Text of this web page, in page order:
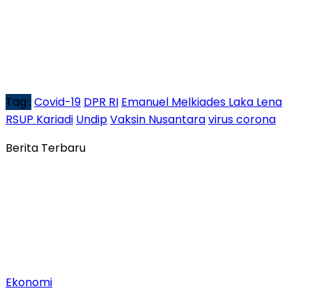
Tag : Covid-19 DPR RI Emanuel Melkiades Laka Lena
RSUP Kariadi UndipVaksin Nusantaravirus corona
Berita Terbaru
Ekonomi